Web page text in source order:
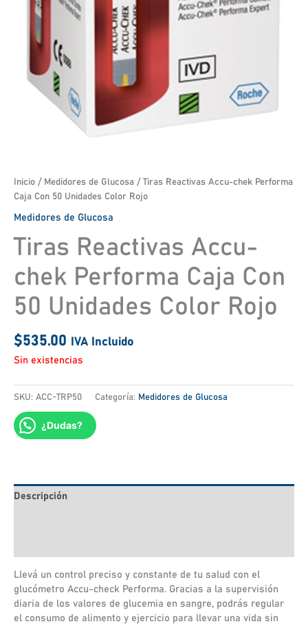
Inicio / Medidores de Glucosa / Tiras Reactivas Accu-chek Performa
Caja Con 50 Unidades Color Rojo
Medidores de Glucosa
Tiras Reactivas Accu-
chek Performa Caja Con
50 Unidades Color Rojo
$535.00 IVA Incluido
Sin existencias
SKU: ACC-TRP50 Categoría: Medidores de Glucosa
¿Dudas?
Descripción
Llevá un control preciso y constante de tu salud con el
glucómetro Accu-check Performa. Gracias a la supervisión
diaria de los valores de glucemia en sangre, podrás regular
el consumo de alimento y ejercicio para llevar una vida sin